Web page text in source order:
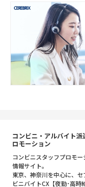
コンビニ・アルバイト
ロモーション
コンビニスタッフプロモ
情報サイト。
東京、神奈川を中心に、
ビニバイトCX【夜勤･高